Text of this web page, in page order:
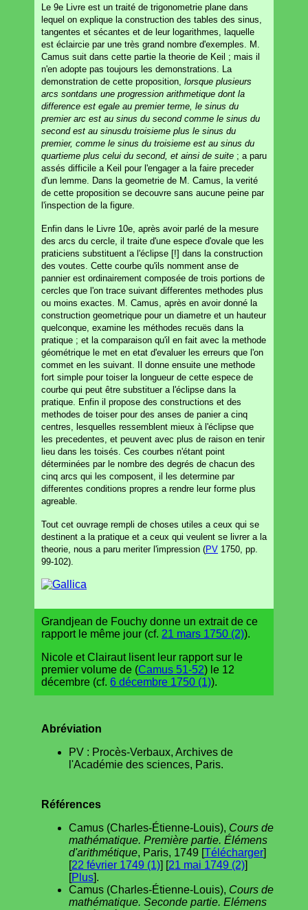
Le 9e Livre est un traité de trigonometrie plane dans
lequel on explique la construction des tables des sinus,
tangentes et sécantes et de leur logarithmes, laquelle
est éclaircie par une très grand nombre d'exemples. M.
Camus suit dans cette partie la theorie de Keil ; mais il
n'en adopte pas toujours les demonstrations. La
demonstration de cette proposition, lorsque plusieurs
arcs sontdans une progression arithmetique dont la
difference est egale au premier terme, le sinus du
premier arc est au sinus du second comme le sinus du
second est au sinusdu troisieme plus le sinus du
premier, comme le sinus du troisieme est au sinus du
quartieme plus celui du second, et ainsi de suite ; a paru
assés difficile a Keil pour l'engager a la faire preceder
d'un lemme. Dans la geometrie de M. Camus, la verité
de cette proposition se decouvre sans aucune peine par
l'inspection de la figure.
Enfin dans le Livre 10e, après avoir parlé de la mesure
des arcs du cercle, il traite d'une espece d'ovale que les
praticiens substituent a l'éclipse [!] dans la construction
des voutes. Cette courbe qu'ils nomment anse de
pannier est ordinairement composée de trois portions de
cercles que l'on trace suivant differentes methodes plus
ou moins exactes. M. Camus, après en avoir donné la
construction geometrique pour un diametre et un hauteur
quelconque, examine les méthodes recuës dans la
pratique ; et la comparaison qu'il en fait avec la methode
géométrique le met en etat d'evaluer les erreurs que l'on
commet en les suivant. Il donne ensuite une methode
fort simple pour toiser la longueur de cette espece de
courbe qui peut être substituer a l'éclipse dans la
pratique. Enfin il propose des constructions et des
methodes de toiser pour des anses de panier a cinq
centres, lesquelles ressemblent mieux à l'éclipse que
les precedentes, et peuvent avec plus de raison en tenir
lieu dans les toisés. Ces courbes n'étant point
déterminées par le nombre des degrés de chacun des
cinq arcs qui les composent, il les determine par
differentes conditions propres a rendre leur forme plus
agreable.
Tout cet ouvrage rempli de choses utiles a ceux qui se
destinent a la pratique et a ceux qui veulent se livrer a la
theorie, nous a paru meriter l'impression (PV 1750, pp.
99-102).
Grandjean de Fouchy donne un extrait de ce
rapport le même jour (cf. 21 mars 1750 (2)).
Nicole et Clairaut lisent leur rapport sur le
premier volume de (Camus 51-52) le 12
décembre (cf. 6 décembre 1750 (1)).
Abréviation
PV : Procès-Verbaux, Archives de
l'Académie des sciences, Paris.
Références
Camus (Charles-Étienne-Louis), Cours de
mathématique. Première partie. Élémens
d'arithmétique, Paris, 1749 [Télécharger]
[22 février 1749 (1)] [21 mai 1749 (2)]
[Plus].
Camus (Charles-Étienne-Louis), Cours de
mathématique. Seconde partie. Elémens